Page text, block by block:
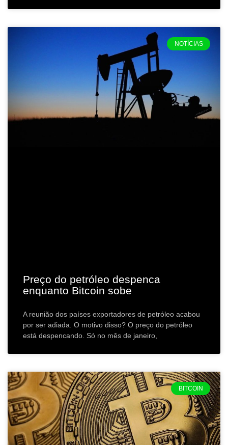
NOTÍCIAS
Preço do petróleo despenca
enquanto Bitcoin sobe
A reunião dos países exportadores de petróleo acabou
por ser adiada. O motivo disso? O preço do petróleo
está despencando. Só no mês de janeiro,
BITCOIN